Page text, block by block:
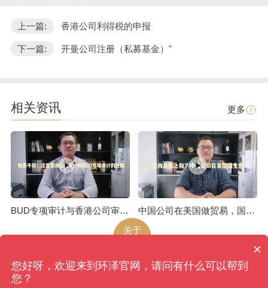
上一篇: 香港公司利得税的申报
下一篇: 开曼公司注册（私募基金）"
相关资讯 更多
BUD专项审计与香港公司审计是不一样的
中国公司在美国做贸易，国内是否上税呢
关于
环泽版权所有
网站地图
香港、成都、北京、上海、广州、南京、昆明、武汉...
×
您好呀，欢迎来到环泽官网，请问有什么可以帮到
您？